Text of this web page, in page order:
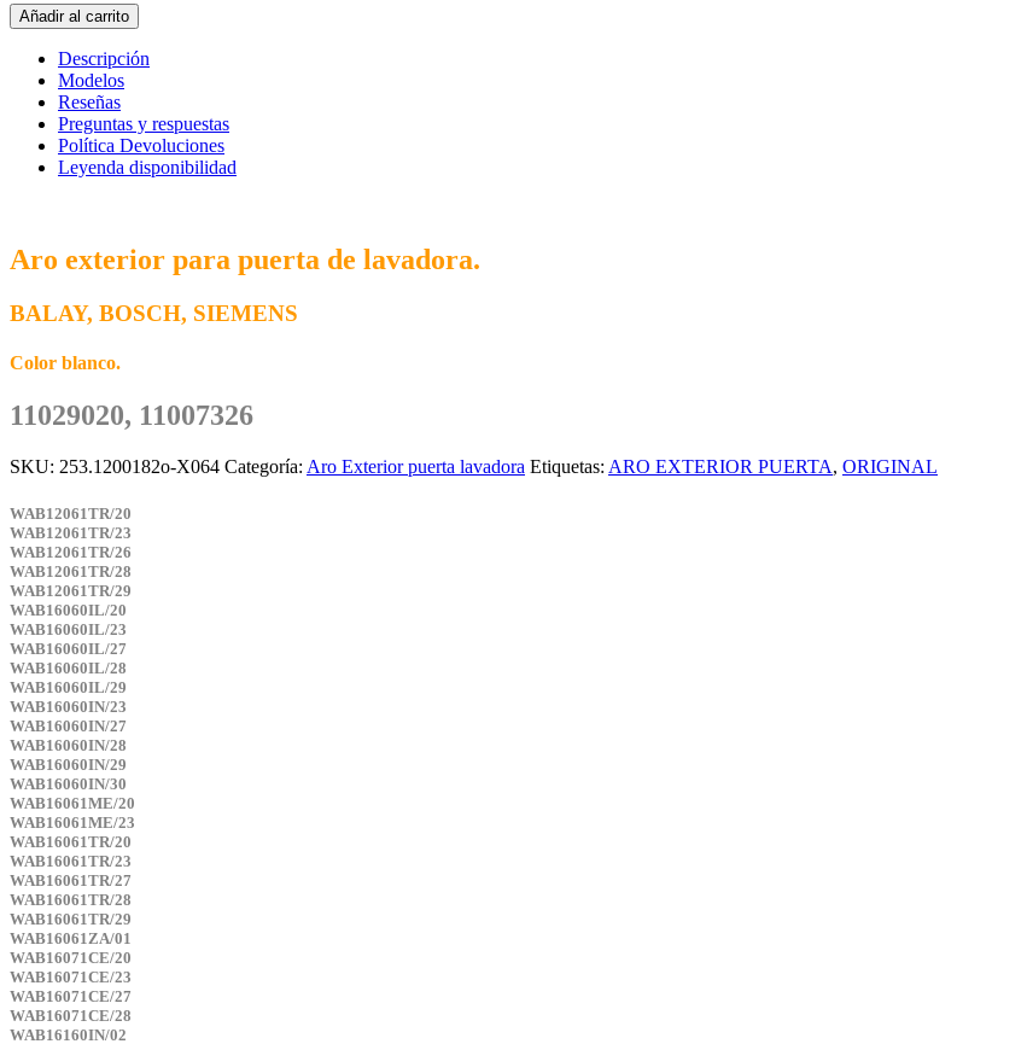
Aro
Exterior
Puerta
Lavadora
BALAY
BOSCH
11029020
cantidad
Añadir al carrito
Descripción
Modelos
Reseñas
Preguntas y respuestas
Política Devoluciones
Leyenda disponibilidad
Aro exterior para puerta de lavadora.
BALAY, BOSCH, SIEMENS
Color blanco.
11029020, 11007326
SKU: 253.1200182o-X064 Categoría: Aro Exterior puerta lavadora Etiquetas: ARO EXTERIOR PUERTA, ORIGINAL
WAB12061TR/20
WAB12061TR/23
WAB12061TR/26
WAB12061TR/28
WAB12061TR/29
WAB16060IL/20
WAB16060IL/23
WAB16060IL/27
WAB16060IL/28
WAB16060IL/29
WAB16060IN/23
WAB16060IN/27
WAB16060IN/28
WAB16060IN/29
WAB16060IN/30
WAB16061ME/20
WAB16061ME/23
WAB16061TR/20
WAB16061TR/23
WAB16061TR/27
WAB16061TR/28
WAB16061TR/29
WAB16061ZA/01
WAB16071CE/20
WAB16071CE/23
WAB16071CE/27
WAB16071CE/28
WAB16160IN/02